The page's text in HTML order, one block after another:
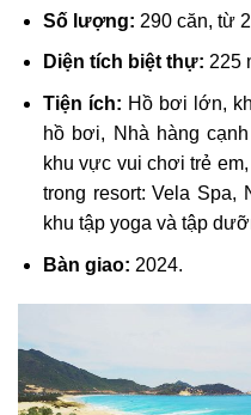
Số lượng: 290 căn, từ
Diện tích biệt thự: 225
Tiện ích: Hồ bơi lớn,
hồ bơi, Nhà hàng
khu vực vui chơi trẻ
trong resort: Vela Spa,
khu tập yoga và tập
Bàn giao: 2024.